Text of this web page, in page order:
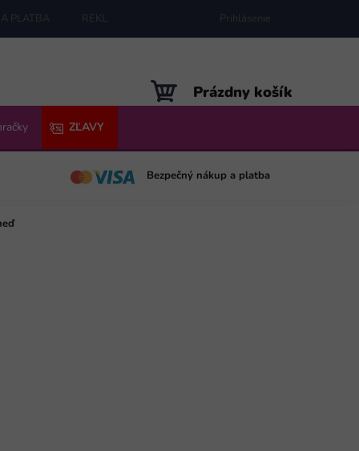
PLATBA REKLAMÁCIE MAPA SERVERU
Prihlásenie
NÁKUPNÝ
KOŠÍK
Prázdny košík
ZĽAVY
Bezpečný nákup a platba